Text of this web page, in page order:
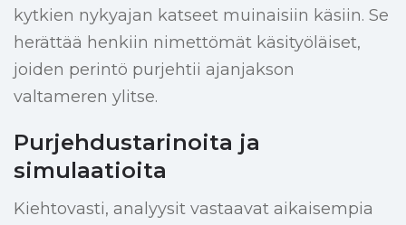
kytkien nykyajan katseet muinaisiin käsiin. Se
herättää henkiin nimettömät käsityöläiset,
joiden perintö purjehtii ajanjakson
valtameren ylitse.
Purjehdustarinoita ja
simulaatioita
Kiehtovasti, analyysit vastaavat aikaisempia